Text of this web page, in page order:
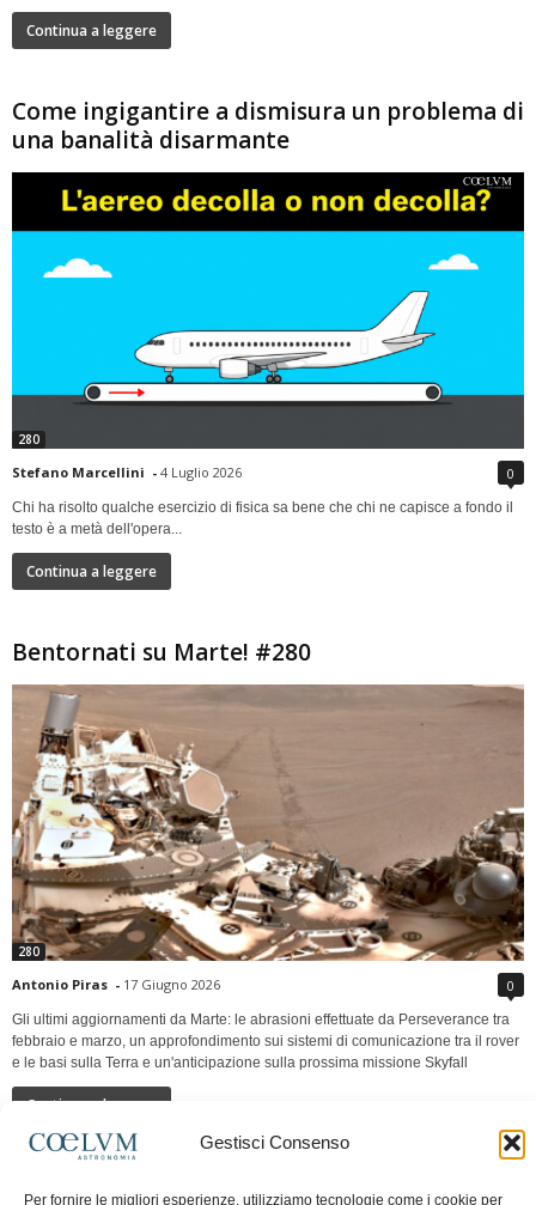
Gestisci Consenso
Per fornire le migliori esperienze, utilizziamo tecnologie come i cookie per
Continua a leggere
Come ingigantire a dismisura un problema di
una banalità disarmante
280
Stefano Marcellini - 4 Luglio 2026 0
Chi ha risolto qualche esercizio di fisica sa bene che chi ne capisce a fondo il
testo è a metà dell'opera...
Continua a leggere
Bentornati su Marte! #280
280
Antonio Piras - 17 Giugno 2026 0
Gli ultimi aggiornamenti da Marte: le abrasioni effettuate da Perseverance tra
febbraio e marzo, un approfondimento sui sistemi di comunicazione tra il rover
e le basi sulla Terra e un'anticipazione sulla prossima missione Skyfall
Continua a leggere